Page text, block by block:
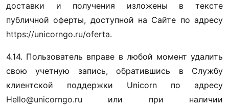
доставки и получения изложены в тексте
https://unicorngo.ru/oferta.
4.14. Пользователь вправе в любой момент удалить
свою учетную запись, обратившись в Службу
Hello@unicorngo.ru или при наличии